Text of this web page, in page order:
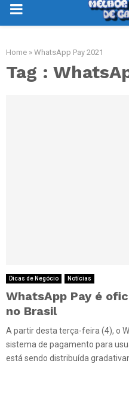
PRIMARY
Home » WhatsApp Pay 2021
Tag :
Dicas de Negócio Notícias
WhatsApp Pay é
no Brasil
A partir desta terça-feira (4), o
sistema de pagamento para
está sendo distribuída